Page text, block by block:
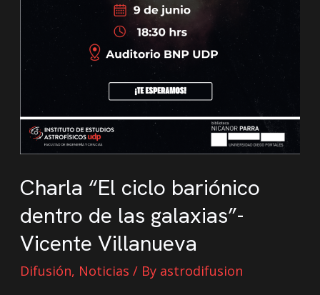
Charla “El ciclo bariónico
dentro de las galaxias”-
Vicente Villanueva
Difusión, Noticias / By astrodifusion